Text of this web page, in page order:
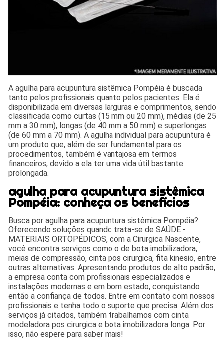
A agulha para acupuntura sistêmica Pompéia é buscada
tanto pelos profissionais quanto pelos pacientes. Ela é
disponibilizada em diversas larguras e comprimentos, sendo
classificada como curtas (15 mm ou 20 mm), médias (de 25
mm a 30 mm), longas (de 40 mm a 50 mm) e superlongas
(de 60 mm a 70 mm). A agulha individual para acupuntura é
um produto que, além de ser fundamental para os
procedimentos, também é vantajosa em termos
financeiros, devido a ela ter uma vida útil bastante
prolongada.
agulha para acupuntura sistêmica
Pompéia: conheça os benefícios
Busca por agulha para acupuntura sistêmica Pompéia?
Oferecendo soluções quando trata-se de SAÚDE -
MATERIAIS ORTOPÉDICOS, com a Cirurgica Nascente,
você encontra serviços como o de bota imobilizadora,
meias de compressão, cinta pos cirurgica, fita kinesio, entre
outras alternativas. Apresentando produtos de alto padrão,
a empresa conta com profissionais especializados e
instalações modernas e em bom estado, conquistando
então a confiança de todos. Entre em contato com nossos
profissionais e tenha todo o suporte que precisa. Além dos
serviços já citados, também trabalhamos com cinta
modeladora pos cirurgica e bota imobilizadora longa. Por
isso, não espere para saber mais!